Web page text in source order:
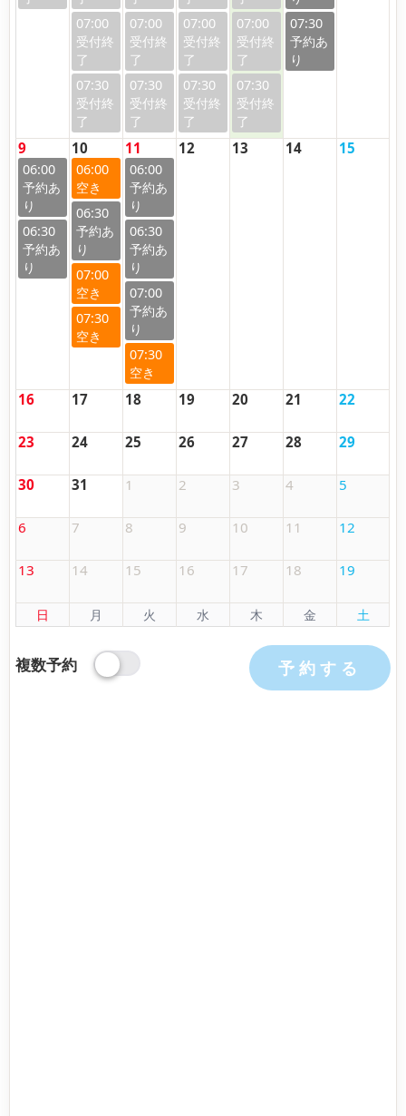
07:00
07:30
07:00
07:30
07:00
07:30
07:00
07:30
07:30
9
06:00
06:30
10
06:00
06:30
07:00
07:30
11
06:00
06:30
07:00
07:30
12 13 14 15
16 17 18 19 20 21 22
23 24 25 26 27 28 29
30 31 1 2 3 4 5
6 7 8 9 10 11 12
13 14 15 16 17 18 19
日 月 火 水 木 金 土
複数予約 予約する